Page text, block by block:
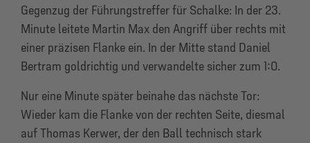
Gegenzug der Führungstreffer für Schalke: In der 23.
Minute leitete Martin Max den Angriff über rechts mit
einer präzisen Flanke ein. In der Mitte stand Daniel
Bertram goldrichtig und verwandelte sicher zum 1:0.
Nur eine Minute später beinahe das nächste Tor:
Wieder kam die Flanke von der rechten Seite, diesmal
auf Thomas Kerwer, der den Ball technisch stark